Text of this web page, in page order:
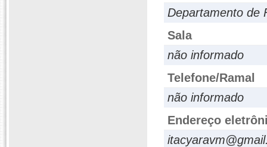
Departamento de
Sala
não informado
Telefone/Ramal
não informado
Endereço